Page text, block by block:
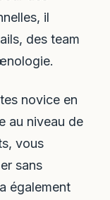
il
des team
novice en
au niveau de
vous
sans
également